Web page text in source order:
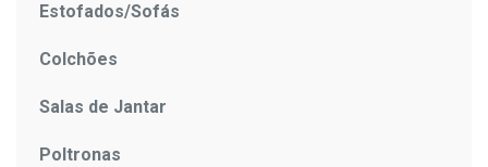
Estofados/Sofás
Colchões
Salas de Jantar
Poltronas